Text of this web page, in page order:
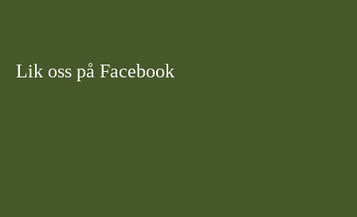
Lik oss på Facebook